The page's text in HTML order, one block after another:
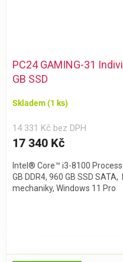
PC24 GAMING-31
GB SSD
Skladem(1 ks)
14 331 Kč bez DPH
17 340 Kč
Intel® Core™ i3-8100
GB DDR4, 960 GB SSD
mechaniky, Windows 11 Pro